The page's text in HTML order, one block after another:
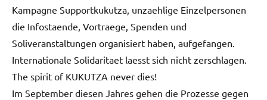
Kampagne Supportkukutza, unzaehlige Einzelpersonen
die Infostaende, Vortraege, Spenden und
Soliveranstaltungen organisiert haben, aufgefangen.
Internationale Solidaritaet laesst sich nicht zerschlagen.
The spirit of KUKUTZA never dies!
Im September diesen Jahres gehen die Prozesse gegen